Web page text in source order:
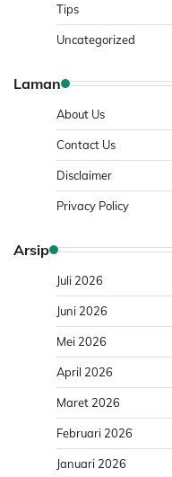
Tips
Uncategorized
Laman
About Us
Contact Us
Disclaimer
Privacy Policy
Arsip
Juli 2026
Juni 2026
Mei 2026
April 2026
Maret 2026
Februari 2026
Januari 2026